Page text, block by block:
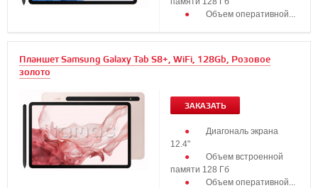
Объем оперативной...
Планшет Samsung Galaxy Tab S8+, WiFi, 128Gb, Розовое
золото
ЗАКАЗАТЬ
Диагональ экрана
12.4"
Объем встроенной
памяти 128 Гб
Объем оперативной...